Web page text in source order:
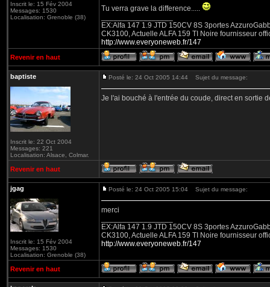
Inscrit le: 15 Fév 2004
Messages: 1530
Localisation: Grenoble (38)
Tu verra grave la difference.....
EX:Alfa 147 1.9 JTD 150CV 8S 3portes
CK3100, Actuelle ALFA 159 TI Noire fournisseur
http://www.everyoneweb.fr/147
Revenir en haut
baptiste
Inscrit le: 22 Oct 2004
Messages: 221
Localisation: Alsace, Colmar.
Posté le: 24 Oct 2005 14:44 Sujet du message:
Je l'ai bouché à l'entrée du coude, direct en sortie
Revenir en haut
jgag
Inscrit le: 15 Fév 2004
Messages: 1530
Localisation: Grenoble (38)
Posté le: 24 Oct 2005 15:04 Sujet du message:
merci
EX:Alfa 147 1.9 JTD 150CV 8S 3portes
CK3100, Actuelle ALFA 159 TI Noire fournisseur
http://www.everyoneweb.fr/147
Revenir en haut